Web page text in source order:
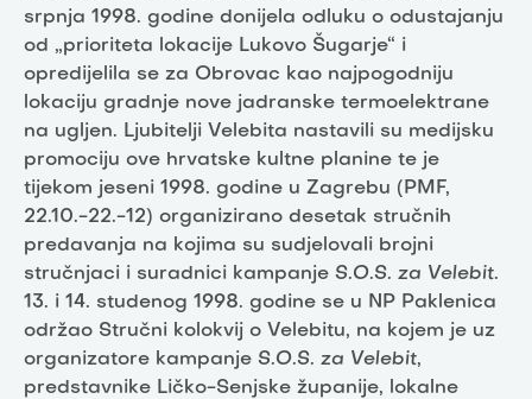
srpnja 1998. godine donijela odluku o odustajanju
od „prioriteta lokacije Lukovo Šugarje“ i
opredijelila se za Obrovac kao najpogodniju
lokaciju gradnje nove jadranske termoelektrane
na ugljen. Ljubitelji Velebita nastavili su medijsku
promociju ove hrvatske kultne planine te je
tijekom jeseni 1998. godine u Zagrebu (PMF,
22.10.-22.-12) organizirano desetak stručnih
predavanja na kojima su sudjelovali brojni
stručnjaci i suradnici kampanje S.O.S. za Velebit.
13. i 14. studenog 1998. godine se u NP Paklenica
održao Stručni kolokvij o Velebitu, na kojem je uz
organizatore kampanje S.O.S. za Velebit,
predstavnike Ličko-Senjske županije, lokalne